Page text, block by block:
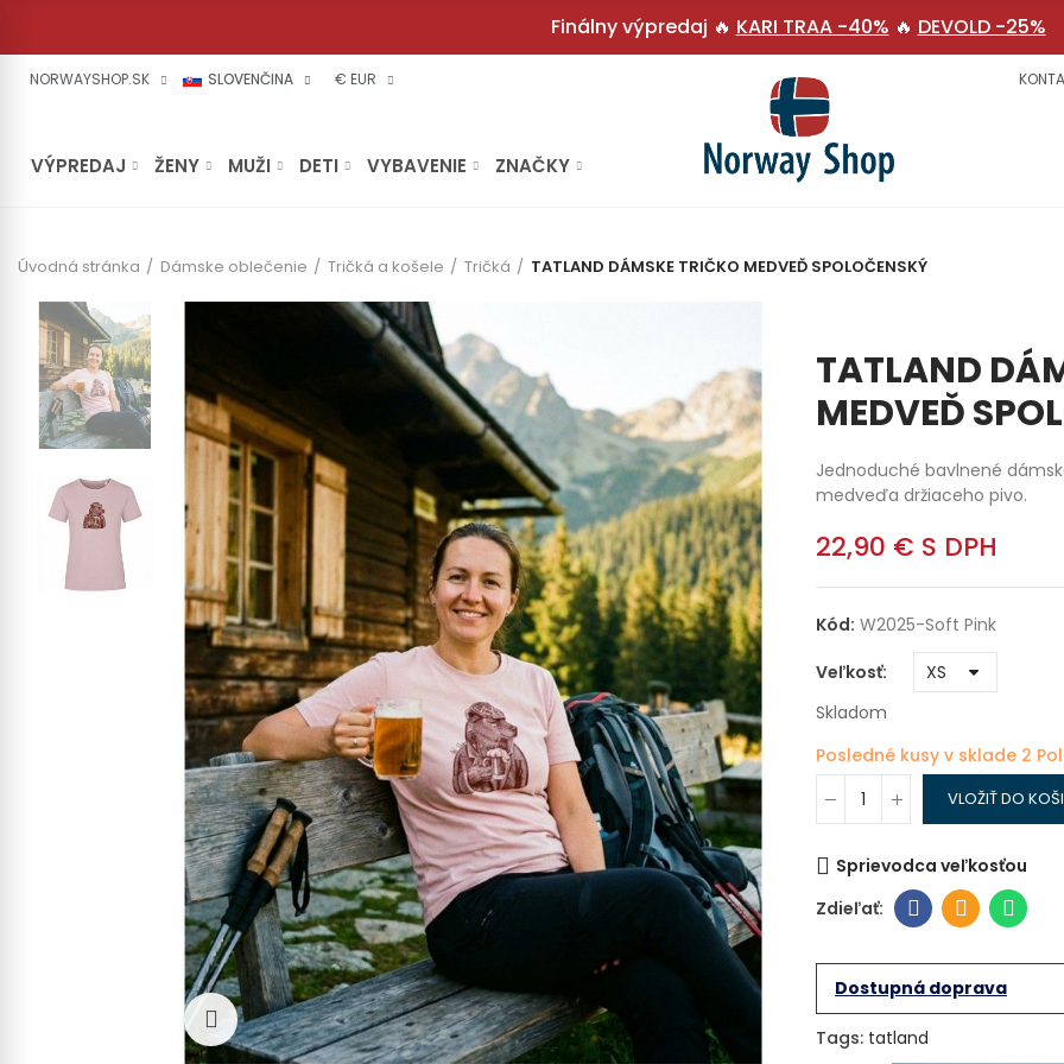
Finálny výpredaj 🔥 KARI TRAA -40% 🔥 DEVOLD -25%
NORWAYSHOP.SK SLOVENČINA € EUR
VÝPREDAJ ŽENY MUŽI DETI VYBAVENIE ZNAČKY
Úvodná stránka Dámske oblečenie Tričká a košele Tričká TATLAND DÁMSKE TRIČKO MEDVEĎ SPOLOČENSKÝ
Kliknite pre zväčšenie
TATLAND
MEDVEĎ
Jednoduché bavlnené
medveďa držiaceho pivo.
22,90 € S DPH
Kód: W2025-Soft Pink
Veľkosť
Skladom
Posledné kusy v sklade 2
VLOŽIŤ DO
Sprievodca veľkosťou
Dostupná doprava
Tags: tatland